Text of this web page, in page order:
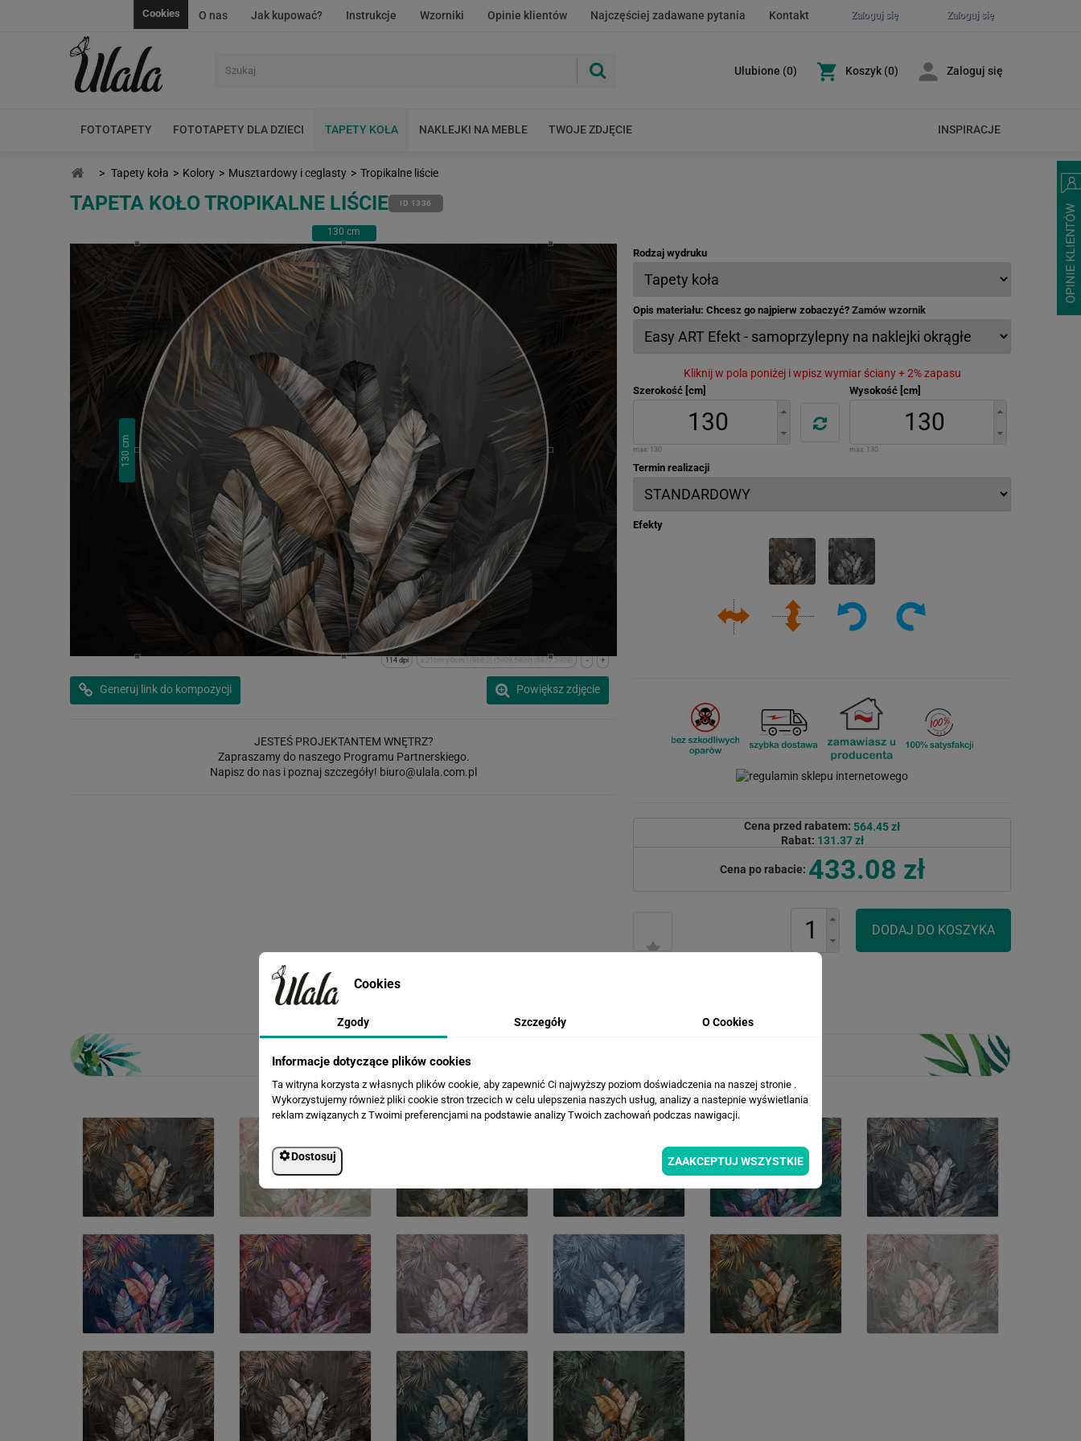
Zaloguj się
Zaloguj się
O nas Jak kupować? Instrukcje Wzorniki Opinie klientów Najczęściej zadawane pytania Kontakt
Cookies
Ulubione (0) Koszyk (0) Zaloguj się
FOTOTAPETY FOTOTAPETY DLA DZIECI TAPETY KOŁA NAKLEJKI NA MEBLE TWOJE ZDJĘCIE INSPIRACJE
> Tapety koła > Kolory > Musztardowy i ceglasty > Tropikalne liście
TAPETA KOŁO TROPIKALNE LIŚCIE ID 1336
130 cm
130
cm
+
-
x:21cm y:0cm | (968,0) (5909,5909) (6877,5909)
114 dpi
Powiększ zdjęcie
Generuj link do kompozycji
JESTEŚ PROJEKTANTEM WNĘTRZ?
Zapraszamy do naszego Programu Partnerskiego.
Napisz do nas i poznaj szczegóły! biuro@ulala.com.pl
Rodzaj wydruku
Opis materiału: Chcesz go najpierw zobaczyć? Zamów wzornik
Kliknij w pola poniżej i wpisz wymiar ściany + 2% zapasu
Szerokość [cm]
max: 130
Wysokość [cm]
max: 130
Termin realizacji
Efekty
Cena przed rabatem: 564.45 zł
Rabat: 131.37 zł
Cena po rabacie: 433.08 zł
WERSJE KOLORYSTYCZNE
Cookies
Zgody Szczegóły O Cookies
Informacje dotyczące plików cookies
Ta witryna korzysta z własnych plików cookie, aby zapewnić Ci najwyższy poziom doświadczenia na naszej stronie .
Wykorzystujemy również pliki cookie stron trzecich w celu ulepszenia naszych usług, analizy a nastepnie wyświetlania
reklam związanych z Twoimi preferencjami na podstawie analizy Twoich zachowań podczas nawigacji.
Dostosuj ZAAKCEPTUJ WSZYSTKIE